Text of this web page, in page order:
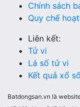
Chính sách
Quy chế
Liên kết:
Tử vi
Lá số tử vi
Kết quả xổ
Batdongsan.vn là